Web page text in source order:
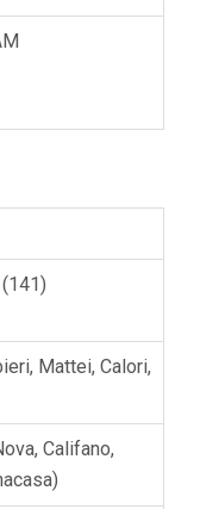
Mattei, Calori,
Califano,